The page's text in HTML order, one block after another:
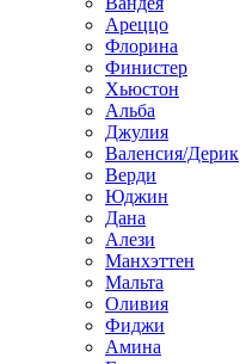
Ареццо
Флорина
Финистер
Хьюстон
Альба
Джулия
Валенсия/Дерик
Верди
Юджин
Дана
Алези
Манхэттен
Мальта
Оливия
Фиджи
Амина